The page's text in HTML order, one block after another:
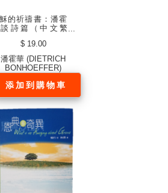
的祈禱書：潘霍
詩篇（中文繁
$ 19.00
潘霍華 (DIETRICH
BONHOEFFER)
添加到購物車